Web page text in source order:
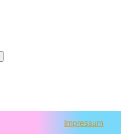
Impressum